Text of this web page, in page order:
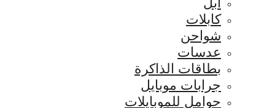
كابلات
شواحن
عدسات
بطاقات الذاكرة
جرابات موبايل
حوامل للموبايلات